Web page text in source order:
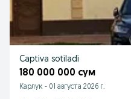
Captiva sotiladi
180 000 000 сум
Карлук - 01 августа 2026 г.